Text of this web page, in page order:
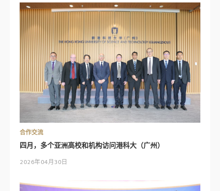
合作交流
四月，多个亚洲高校和机构访问港科大（广州）
2026年04月30日